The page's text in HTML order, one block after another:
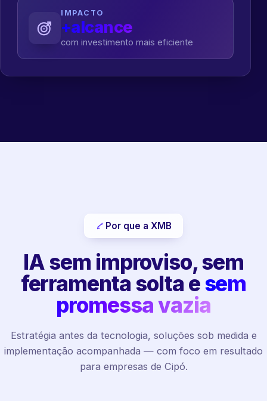
IMPACTO
+alcance
com investimento mais eficiente
Por que a XMB
IA sem improviso, sem
ferramenta solta esem
promessa vazia
Estratégia antes da tecnologia, soluções sob medida e
implementação acompanhada — com foco em resultado
para empresas de Cipó.